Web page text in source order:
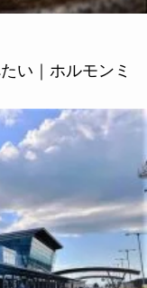
い｜ホルモンミ